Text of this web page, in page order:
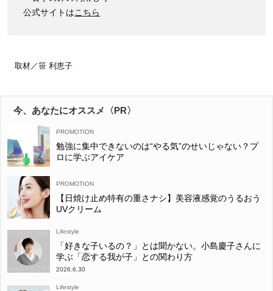
公式サイトはこちら
取材／笹 利恵子
今、あなたにオススメ〈PR〉
勉強に集中できないのは“やる気”のせいじゃない？プ
ロに学ぶアイケア
【日焼け止め特有の重さナシ】美容液感覚のうるおう
UVクリーム
Lifestyle
「好きな子いるの？」とは聞かない。小島慶子さんに
学ぶ「恋する我が子」との関わり方
2026.6.30
Lifestyle